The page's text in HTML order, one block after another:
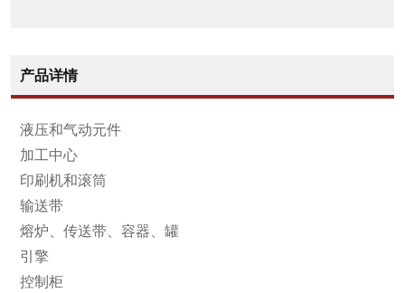
产品详情
液压和气动元件
加工中心
印刷机和滚筒
输送带
熔炉、传送带、容器、罐
引擎
控制柜